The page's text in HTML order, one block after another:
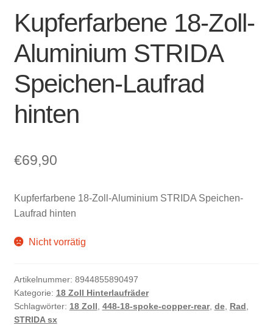
Kupferfarbene 18-Zoll-
Aluminium STRIDA
Speichen-Laufrad
hinten
€69,90
Kupferfarbene 18-Zoll-Aluminium STRIDA Speichen-
Laufrad hinten
Nicht vorrätig
Artikelnummer: 8944855890497
Kategorie: 18 Zoll Hinterlaufräder
Schlagwörter: 18 Zoll 448-18-spoke-copper-rear, de, Rad
STRIDA sx